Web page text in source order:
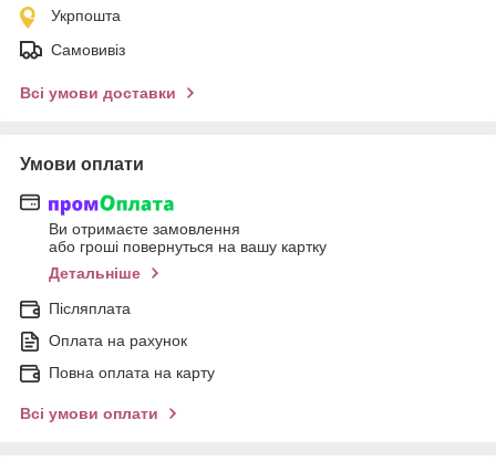
Укрпошта
Самовивіз
Всі умови доставки
Умови оплати
Ви отримаєте замовлення
або гроші повернуться на вашу картку
Детальніше
Післяплата
Оплата на рахунок
Повна оплата на карту
Всі умови оплати